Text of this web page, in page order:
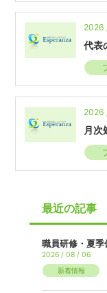
2026
代表
2026
月次
最近の記事
職員研修・夏
2026 / 08 / 06
新着情報